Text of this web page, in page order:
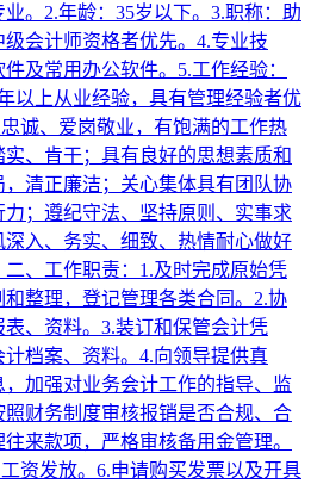
。2.年龄：35岁以下。3.职称：助
会计师资格者优先。4.专业技
及常用办公软件。5.工作经验：
以上从业经验，具有管理经验者优
诚、爱岗敬业，有饱满的工作热
、肯干；具有良好的思想素质和
清正廉洁；关心集体具有团队协
；遵纪守法、坚持原则、实事求
入、务实、细致、热情耐心做好
、工作职责：1.及时完成原始凭
整理，登记管理各类合同。2.协
、资料。3.装订和保管会计凭
档案、资料。4.向领导提供真
加强对业务会计工作的指导、监
财务制度审核报销是否合规、合
来款项，严格审核备用金管理。
资发放。6.申请购买发票以及开具